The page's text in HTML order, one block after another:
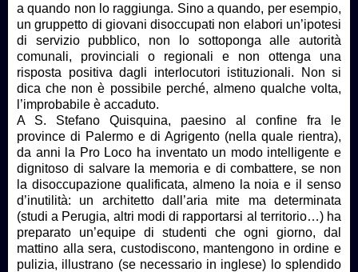
a quando non lo raggiunga. Sino a quando, per esempio,
un gruppetto di giovani disoccupati non elabori un’ipotesi
di servizio pubblico, non lo sottoponga alle autorità
comunali, provinciali o regionali e non ottenga una
risposta positiva dagli interlocutori istituzionali. Non si
dica che non è possibile perché, almeno qualche volta,
l’improbabile è accaduto.
A S. Stefano Quisquina, paesino al confine fra le
province di Palermo e di Agrigento (nella quale rientra),
da anni la Pro Loco ha inventato un modo intelligente e
dignitoso di salvare la memoria e di combattere, se non
la disoccupazione qualificata, almeno la noia e il senso
d’inutilità: un architetto dall’aria mite ma determinata
(studi a Perugia, altri modi di rapportarsi al territorio…) ha
preparato un’equipe di studenti che ogni giorno, dal
mattino alla sera, custodiscono, mantengono in ordine e
pulizia, illustrano (se necessario in inglese) lo splendido